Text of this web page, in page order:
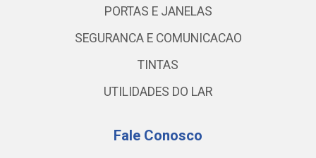
PORTAS E JANELAS
SEGURANCA E COMUNICACAO
TINTAS
UTILIDADES DO LAR
Fale Conosco